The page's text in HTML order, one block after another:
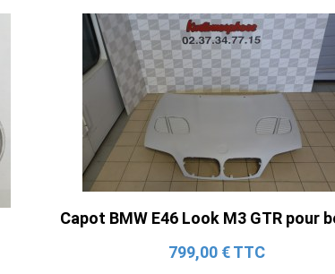
Capot BMW E46 Look M3 GTR pour
799,00 € TTC